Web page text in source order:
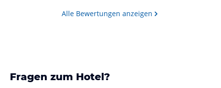
Alle Bewertungen anzeigen
Fragen zum Hotel?